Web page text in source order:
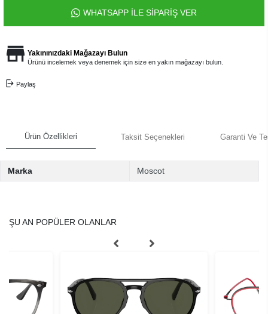
WHATSAPP İLE SİPARİŞ VER
Yakınınızdaki Mağazayı Bulun
Ürünü incelemek veya denemek için size en yakın mağazayı bulun.
Paylaş
Ürün Özellikleri Taksit Seçenekleri Garanti Ve
Marka Moscot
ŞU AN POPÜLER OLANLAR